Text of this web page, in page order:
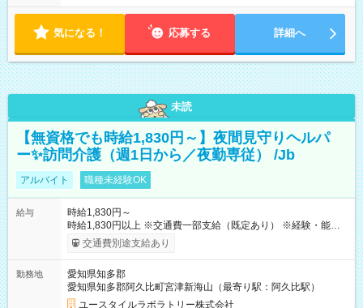
気になる！ 応募する 詳細へ
未読
【無資格でも時給1,830円～】夜間見守りヘルパ
ー✨訪問介護（週1日から／夜勤専従） /Jb
アルバイト 職種未経験OK
給与
時給1,830円～
時給1,830円以上 ※交通費一部支給（既定あり） ※経験・能力を
考慮して決定します 【収入例】 週1回勤務の場合：1,830円×8時
間×4回=5万8,560円 週3回勤務の場合：1,830円×8時間×12回
月 ※ 雇用形態と給与に、本採用時と異なる部分があります。 雇
用形態：本採用時と同じです。 給与：時給 1,570円以上
交通費別途支給あり
勤務地
愛知県知多郡
愛知県知多郡阿久比町宮津新海山（最寄り駅：阿久比駅）
ユースタイルラボラトリー株式会社